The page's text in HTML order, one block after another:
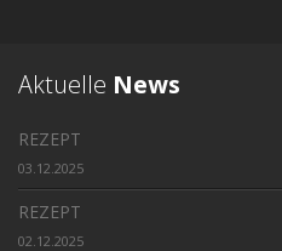
Aktuelle News
REZEPT
03.12.2025
REZEPT
02.12.2025